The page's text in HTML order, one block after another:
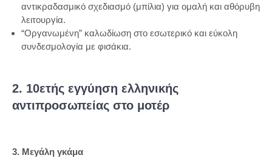
αντικραδασμικό σχεδιασμό (μπίλια) για ομαλή και αθόρυβη
λειτουργία.
“Οργανωμένη” καλωδίωση στο εσωτερικό και εύκολη
συνδεσμολογία με φισάκια.
2. 10ετής εγγύηση ελληνικής
αντιπροσωπείας στο μοτέρ
3. Μεγάλη γκάμα